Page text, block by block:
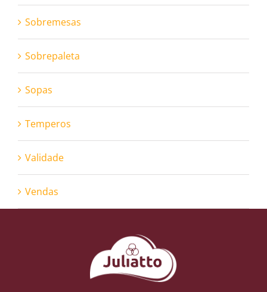
Sobremesas
Sobrepaleta
Sopas
Temperos
Validade
Vendas